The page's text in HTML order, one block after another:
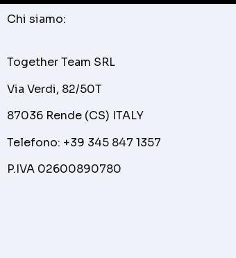
Chi siamo:
Together Team SRL
Via Verdi, 82/50T
87036 Rende (CS) ITALY
Telefono: +39 345 847 1357
P.IVA 02600890780